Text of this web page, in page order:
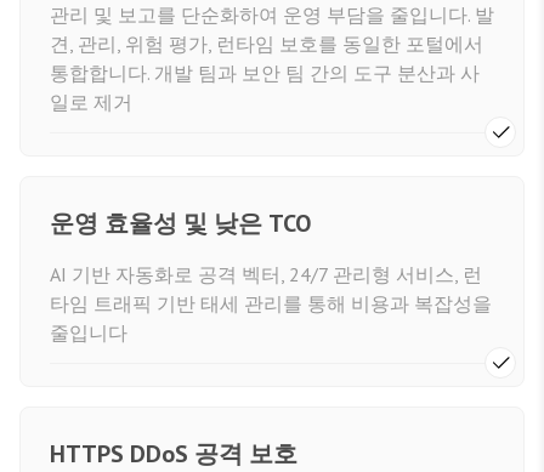
관리 및 보고를 단순화하여 운영 부담을 줄입니다. 발
견, 관리, 위험 평가, 런타임 보호를 동일한 포털에서
통합합니다. 개발 팀과 보안 팀 간의 도구 분산과 사
일로 제거
운영 효율성 및 낮은 TCO
AI 기반 자동화로 공격 벡터, 24/7 관리형 서비스, 런
타임 트래픽 기반 태세 관리를 통해 비용과 복잡성을
줄입니다
HTTPS DDoS 공격 보호